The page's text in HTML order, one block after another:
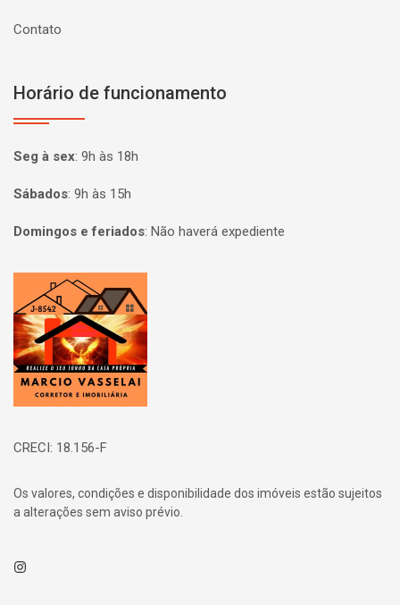
Contato
Horário de funcionamento
Seg à sex: 9h às 18h
Sábados: 9h às 15h
Domingos e feriados: Não haverá expediente
Página inicial
CRECI: 18.156-F
Os valores, condições e disponibilidade dos imóveis estão sujeitos
a alterações sem aviso prévio.
Instagram